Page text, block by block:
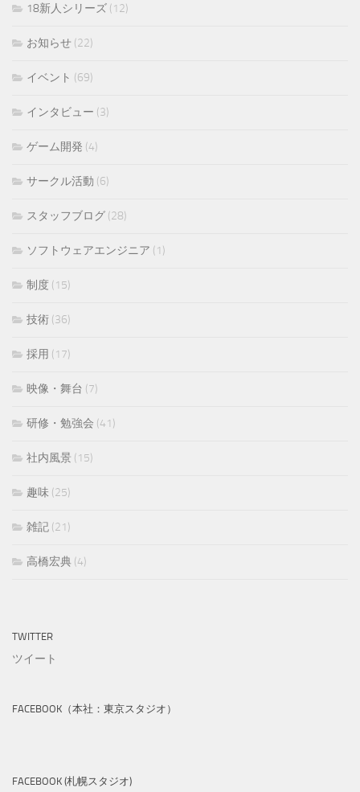
18新人シリーズ (12)
お知らせ (22)
イベント (69)
インタビュー (3)
ゲーム開発 (4)
サークル活動 (6)
スタッフブログ (28)
ソフトウェアエンジニア (1)
制度 (15)
技術 (36)
採用 (17)
映像・舞台 (7)
研修・勉強会 (41)
社内風景 (15)
趣味 (25)
雑記 (21)
高橋宏典 (4)
TWITTER
ツイート
FACEBOOK（本社：東京スタジオ）
FACEBOOK (札幌スタジオ)